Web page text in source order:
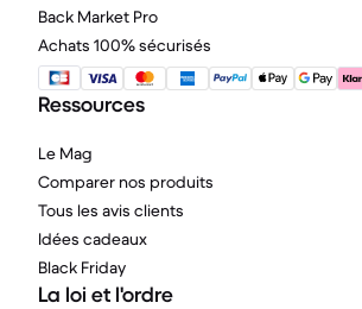
Back Market Pro
Achats 100% sécurisés
Ressources
Le Mag
Comparer nos produits
Tous les avis clients
Idées cadeaux
Black Friday
La loi et l'ordre